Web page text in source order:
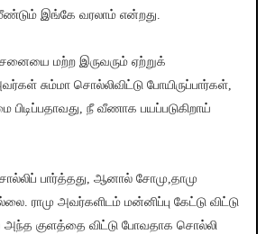
இங்கே வரலாம் என்றது.
மற்ற இருவரும் ஏற்றுக்
சும்மா சொல்லிவிட்டு போயிருப்பார்கள்,
நீ வீணாக பயப்படுகிறாய்
பார்த்தது, ஆனால் சோமு,தாமு
ராமு அவர்களிடம் மன்னிப்பு கேட்டு விட்டு
குளத்தை விட்டு போவதாக சொல்லி